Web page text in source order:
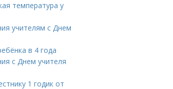
температура у
учителям с Днем
в 4 года
с Днем учителя
1 годик от